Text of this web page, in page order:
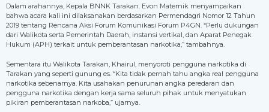
Dalam arahannya, Kepala BNNK Tarakan. Evon Maternik menyampaikan
bahwa acara kali ini dilaksanakan berdasarkan Permendagri Nomor 12 Tahun
2019 tentang Rencana Aksi Forum Komunikasi Forum P4GN. “Perlu dukungan
dari Walikota serta Pemerintah Daerah, instansi vertikal, dan Aparat Penegak
Hukum (APH) terkait untuk pemberantasan narkotika,” tambahnya.
Sementara itu Walikota Tarakan, Khairul, menyoroti pengguna narkotika di
Tarakan yang seperti gunung es. “Kita tidak pernah tahu angka real pengguna
narkotika sebenarnya. Kita usahakan penurunan angka peredaran dan
pengguna narkotika dengan kerja sama seluruh pihak untuk menyatukan
pikiran pemberantasan narkoba,” ujarnya.